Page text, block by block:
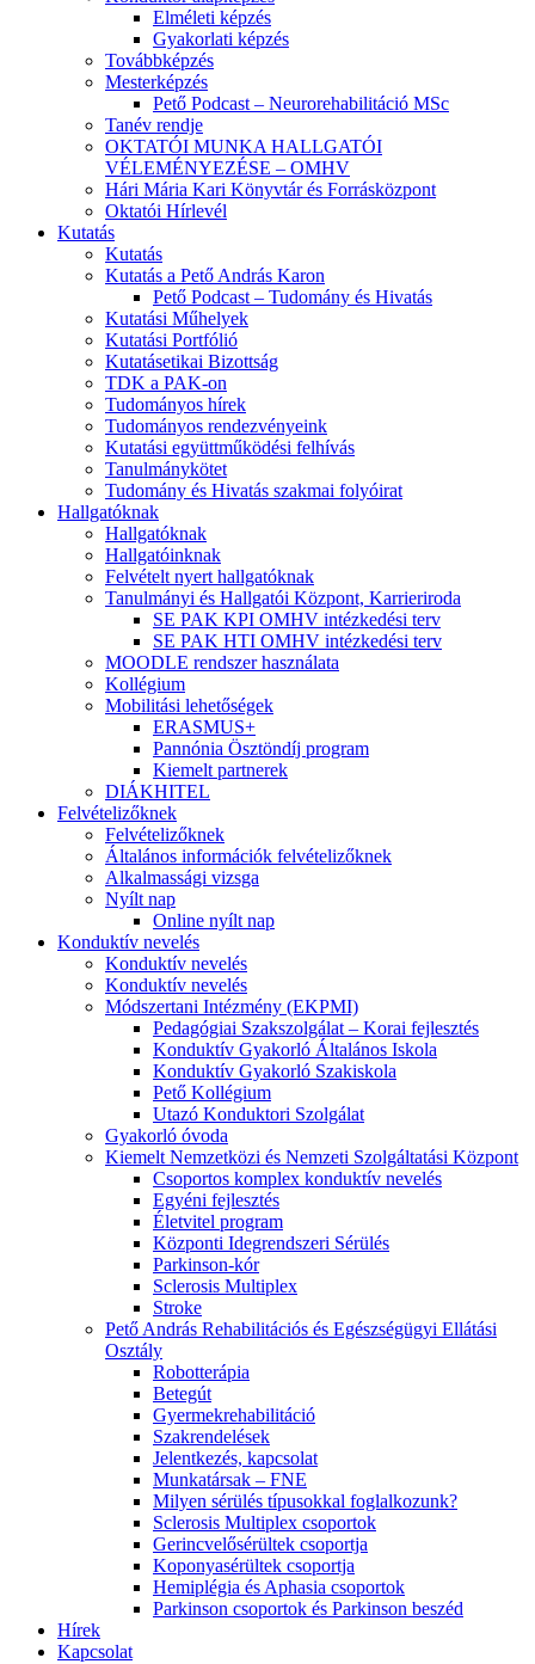
Elméleti képzés
Gyakorlati képzés
Továbbképzés
Mesterképzés
Pető Podcast – Neurorehabilitáció MSc
Tanév rendje
OKTATÓI MUNKA HALLGATÓI
VÉLEMÉNYEZÉSE – OMHV
Hári Mária Kari Könyvtár és Forrásközpont
Oktatói Hírlevél
Kutatás
Kutatás
Kutatás a Pető András Karon
Pető Podcast – Tudomány és Hivatás
Kutatási Műhelyek
Kutatási Portfólió
Kutatásetikai Bizottság
TDK a PAK-on
Tudományos hírek
Tudományos rendezvényeink
Kutatási együttműködési felhívás
Tanulmánykötet
Tudomány és Hivatás szakmai folyóirat
Hallgatóknak
Hallgatóknak
Hallgatóinknak
Felvételt nyert hallgatóknak
Tanulmányi és Hallgatói Központ, Karrieriroda
SE PAK KPI OMHV intézkedési terv
SE PAK HTI OMHV intézkedési terv
MOODLE rendszer használata
Kollégium
Mobilitási lehetőségek
ERASMUS+
Pannónia Ösztöndíj program
Kiemelt partnerek
DIÁKHITEL
Felvételizőknek
Felvételizőknek
Általános információk felvételizőknek
Alkalmassági vizsga
Nyílt nap
Online nyílt nap
Konduktív nevelés
Konduktív nevelés
Konduktív nevelés
Módszertani Intézmény (EKPMI)
Pedagógiai Szakszolgálat – Korai fejlesztés
Konduktív Gyakorló Általános Iskola
Konduktív Gyakorló Szakiskola
Pető Kollégium
Utazó Konduktori Szolgálat
Gyakorló óvoda
Kiemelt Nemzetközi és Nemzeti Szolgáltatási Központ
Csoportos komplex konduktív nevelés
Egyéni fejlesztés
Életvitel program
Központi Idegrendszeri Sérülés
Parkinson-kór
Sclerosis Multiplex
Stroke
Pető András Rehabilitációs és Egészségügyi Ellátási
Osztály
Robotterápia
Betegút
Gyermekrehabilitáció
Szakrendelések
Jelentkezés, kapcsolat
Munkatársak – FNE
Milyen sérülés típusokkal foglalkozunk?
Sclerosis Multiplex csoportok
Gerincvelősérültek csoportja
Koponyasérültek csoportja
Hemiplégia és Aphasia csoportok
Parkinson csoportok és Parkinson beszéd
Hírek
Kapcsolat